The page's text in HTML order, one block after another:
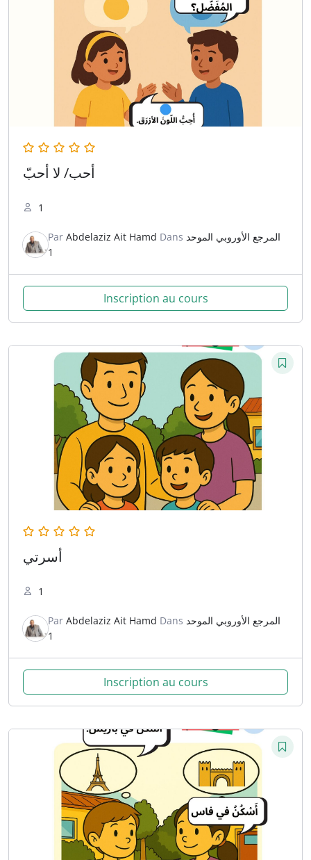
أحب/ لا أحبّ
1
Par Abdelaziz Ait Hamd Dans المرجع الأوروبي الموحد
1
Inscription au cours
أسرتي
1
Par Abdelaziz Ait Hamd Dans المرجع الأوروبي الموحد
1
Inscription au cours